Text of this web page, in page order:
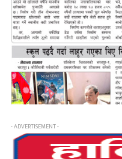
- ADVERTISEMENT -